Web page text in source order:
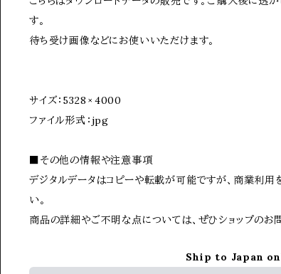
す。
待ち受け画像などにお使いいただけます。
サイズ：5328 × 4000
ファイル形式：jpg
■その他の情報や注意事項
デジタルデータはコピーや転載が可能ですが、商業利
い。
商品の詳細やご不明な点については、ぜひショップのお
Ship to Japan